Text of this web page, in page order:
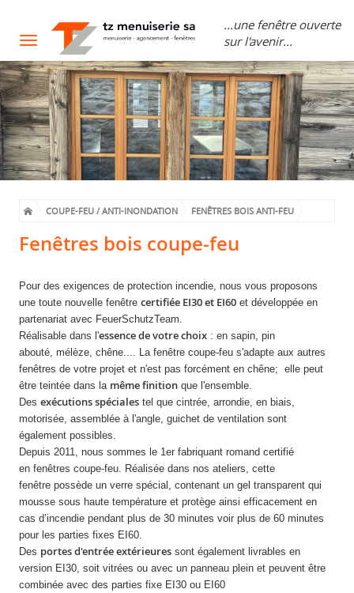
Toggle
navigation
...une fenêtre ouverte
sur l'avenir...
COUPE-FEU / ANTI-INONDATION FENÊTRES BOIS ANTI-FEU
Fenêtres bois coupe-feu
Pour des exigences de protection incendie , nous vous proposons
une toute nouvelle fenêtre certifiée EI30 et EI60 et développée en
partenariat avec FeuerSchutzTeam.
Réalisable dans l'essence de votre choix : en sapin, pin
abouté, mélèze, chêne.... La fenêtre coupe-feu s'adapte aux autres
fenêtres de votre projet et n'est pas forcément en chêne; elle peut
être teintée dans la même finition que l'ensemble.
Des exécutions spéciales tel que cintrée, arrondie, en biais,
motorisée, assemblée à l'angle, guichet de ventilation sont
également possibles.
Depuis 2011, nous sommes le 1er fabriquant romand certifié
en fenêtres coupe-feu. Réalisée dans nos ateliers, cette
fenêtre possède un verre spécial, contenant un gel transparent qui
mousse sous haute température et protège ainsi efficacement en
cas d’incendie pendant plus de 30 minutes voir plus de 60 minutes
pour les parties fixes EI60.
Des portes d'entrée extérieures sont également livrables en
version EI30, soit vitrées ou avec un panneau plein et peuvent être
combinée avec des parties fixe EI30 ou EI60